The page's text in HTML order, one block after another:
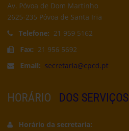
Av. Póvoa de Dom Martinho
2625-235 Póvoa de Santa Iria
Telefone: 21 959 5162
Fax: 21 956 5692
Email: secretaria@cpcd.pt
HORÁRIO DOS SERVIÇOS
Horário da secretaria: